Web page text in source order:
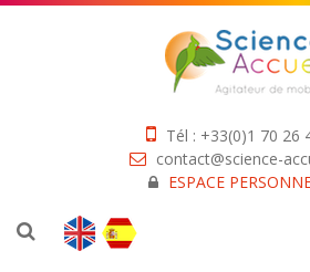
Tél : +33(0)1 70 26
contact@science-
ESPACE